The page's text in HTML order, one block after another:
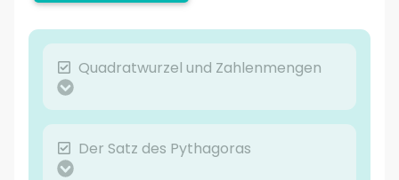
Quadratwurzel und Zahlenmengen
Der Satz des Pythagoras